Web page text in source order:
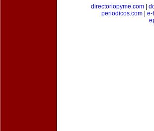
directoriopyme.com|
periodicos.com| e-